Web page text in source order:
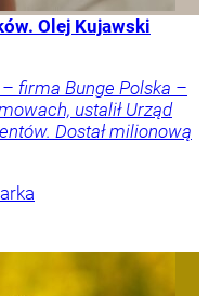
Olej Kujawski
firma Bunge Polska –
ustalił Urząd
Dostał milionową